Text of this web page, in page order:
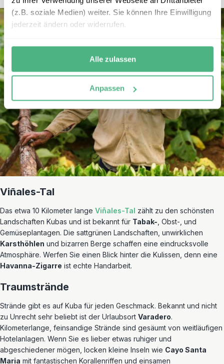
(z.B. soziale Medien) weiter. Sie können Ihre Einwilligung
jederzeit ändern oder widerrufen.
Alle zulassen
Anpassen
Viñales-Tal
Das etwa 10 Kilometer lange Viñales-Tal zählt zu den schönsten
Landschaften Kubas und ist bekannt für Tabak- , Obst-, und
Gemüseplantagen. Die sattgrünen Landschaften, unwirklichen
Karsthöhlen und bizarren Berge schaffen eine eindrucksvolle
Atmosphäre. Werfen Sie einen Blick hinter die Kulissen, denn eine
Havanna-Zigarre ist echte Handarbeit.
Traumstrände
Strände gibt es auf Kuba für jeden Geschmack. Bekannt und nicht
zu Unrecht sehr beliebt ist der Urlaubsort Varadero.
Kilometerlange, feinsandige Strände sind gesäumt von weitläufigen
Hotelanlagen. Wenn Sie es lieber etwas ruhiger und
abgeschiedener mögen, locken kleine Inseln wie Cayo Santa
Maria mit fantastischen Korallenriffen und einsamen